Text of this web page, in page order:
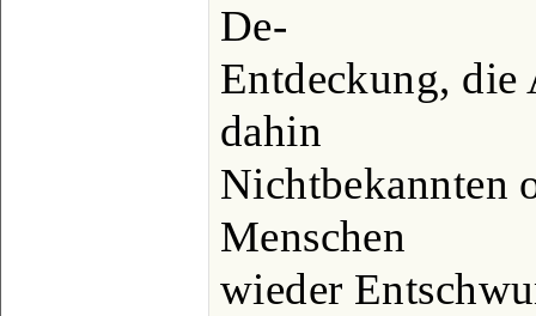
De-
Entdeckung,
dahin
Nichtbekannten
Menschen
wieder